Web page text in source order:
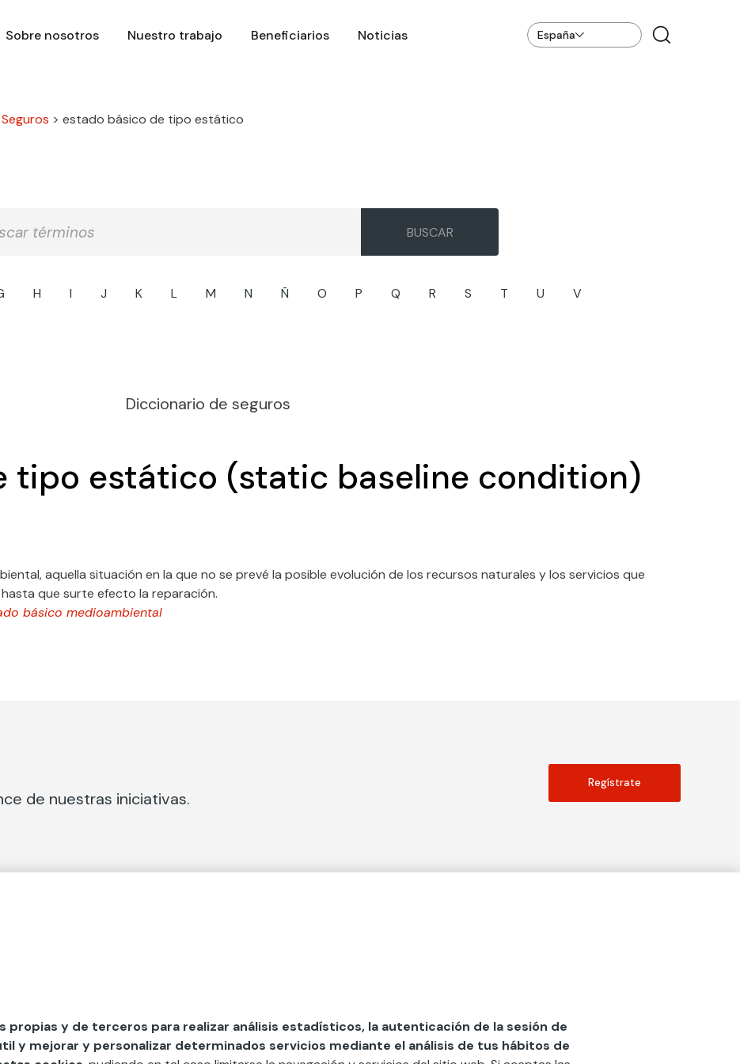
Sobre nosotros Nuestro trabajo Beneficiarios Noticias España
> estado básico de tipo estático
H I J K L M N Ñ O P Q R S T U
V
Diccionario de seguros
tipo estático (static baseline condition)
aquella situación en la que no se prevé la posible evolución de los recursos naturales y los servicios que
que surte efecto la reparación.
básico medioambiental
de nuestras iniciativas.
Regístrate
y ayudas Nuestros Podcast Centro de Documentación
propias y de terceros para realizar análisis estadísticos, la autenticación de la sesión de
y mejorar y personalizar determinados servicios mediante el análisis de tus hábitos de